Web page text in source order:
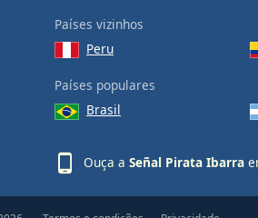
Países vizinhos
Peru
Países populares
Brasil
Ouça a Señal Pirata Ibarra